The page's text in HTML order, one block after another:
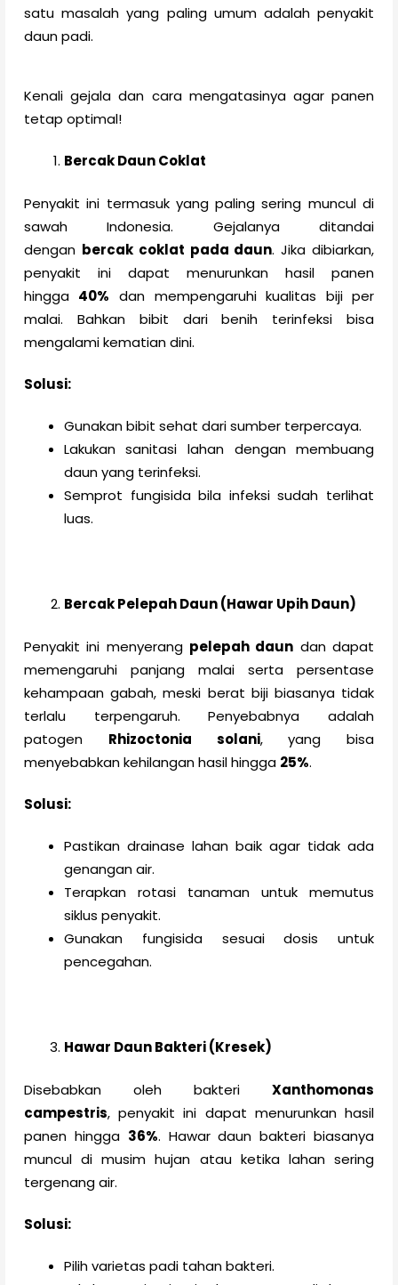
satu masalah yang paling umum adalah penyakit
daun padi.
Kenali gejala dan cara mengatasinya agar panen
tetap optimal!
Bercak Daun Coklat
Penyakit ini termasuk yang paling sering muncul di
sawah Indonesia. Gejalanya ditandai
dengan bercak coklat pada daun. Jika dibiarkan,
penyakit ini dapat menurunkan hasil panen
hingga 40% dan mempengaruhi kualitas biji per
malai. Bahkan bibit dari benih terinfeksi bisa
mengalami kematian dini.
Solusi:
Gunakan bibit sehat dari sumber terpercaya.
Lakukan sanitasi lahan dengan membuang
daun yang terinfeksi.
Semprot fungisida bila infeksi sudah terlihat
luas.
Bercak Pelepah Daun (Hawar Upih Daun)
Penyakit ini menyerang pelepah daun dan dapat
memengaruhi panjang malai serta persentase
kehampaan gabah, meski berat biji biasanya tidak
terlalu terpengaruh. Penyebabnya adalah
patogen Rhizoctonia solani, yang bisa
menyebabkan kehilangan hasil hingga 25%.
Solusi:
Pastikan drainase lahan baik agar tidak ada
genangan air.
Terapkan rotasi tanaman untuk memutus
siklus penyakit.
Gunakan fungisida sesuai dosis untuk
pencegahan.
Hawar Daun Bakteri (Kresek)
Disebabkan oleh bakteriXanthomonas
campestris, penyakit ini dapat menurunkan hasil
panen hingga 36%. Hawar daun bakteri biasanya
muncul di musim hujan atau ketika lahan sering
tergenang air.
Solusi:
Pilih varietas padi tahan bakteri.